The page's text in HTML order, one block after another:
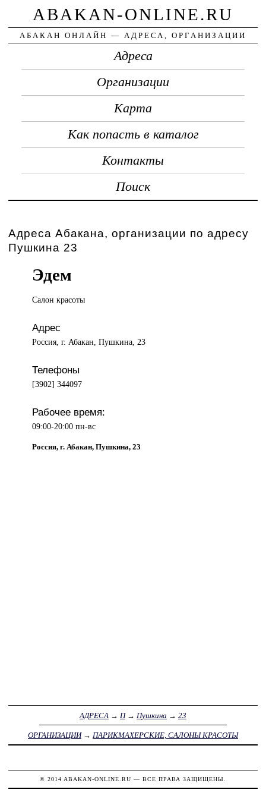
ABAKAN-ONLINE.RU
АБАКАН ОНЛАЙН — АДРЕСА, ОРГАНИЗАЦИИ
Адреса
Организации
Карта
Как попасть в каталог
Контакты
Поиск
Адреса Абакана, организации по адресу
Пушкина 23
Эдем
Салон красоты
Адрес
Россия, г. Абакан, Пушкина, 23
Телефоны
[3902] 344097
Рабочее время:
09:00-20:00 пн-вс
Россия, г. Абакан, Пушкина, 23
АДРЕСА → П→ Пушкина → 23
ОРГАНИЗАЦИИ→ ПАРИКМАХЕРСКИЕ, САЛОНЫ КРАСОТЫ
© 2014 ABAKAN-ONLINE.RU — ВСЕ ПРАВА ЗАЩИЩЕНЫ.